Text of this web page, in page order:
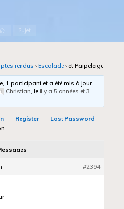
AccueilSujet
rendus › Escalade › et Parpeleige
1 participant et a été mis à jour
Christian, leil y a 5 années et 3
Register
Lost Password
#2394